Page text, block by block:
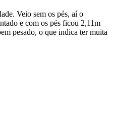
Veio sem os pés, aí o
e com os pés ficou 2,11m
pesado, o que indica ter muita